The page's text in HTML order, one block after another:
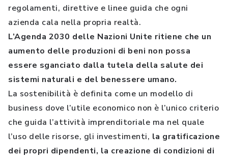
regolamenti, direttive e linee guida che ogni
azienda cala nella propria realtà.
L’Agenda 2030 delle Nazioni Unite ritiene che un
aumento delle produzioni di beni non possa
essere sganciato dalla tutela della salute dei
sistemi naturali e del benessere umano.
La sostenibilità è definita come un modello di
business dove l’utile economico non è l’unico criterio
che guida l’attività imprenditoriale ma nel quale
l’uso delle risorse, gli investimenti, la gratificazione
dei propri dipendenti, la creazione di condizioni di